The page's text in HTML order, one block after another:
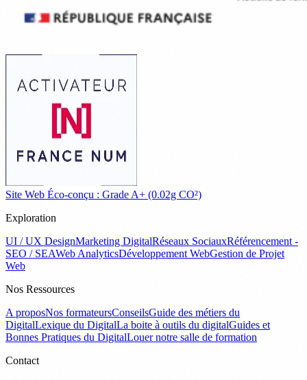
Site Web Éco-conçu : Grade A+ (0.02g CO²)
Exploration
UI / UX DesignMarketing DigitalRéseaux SociauxRéférencement -
SEO / SEAWeb AnalyticsDéveloppement WebGestion de Projet
Web
Nos Ressources
A proposNos formateursConseilsGuide des métiers du
DigitalLexique du DigitalLa boite à outils du digitalGuides et
Bonnes Pratiques du DigitalLouer notre salle de formation
Contact